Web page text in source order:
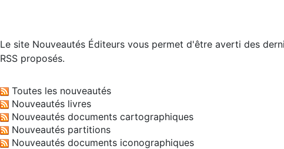
Le site Nouveautés Éditeurs vous permet d'être averti des
RSS proposés.
Toutes les nouveautés
Nouveautés livres
Nouveautés documents cartographiques
Nouveautés partitions
Nouveautés documents iconographiques